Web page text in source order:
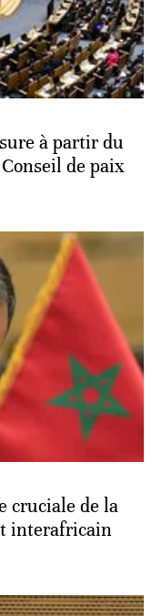
à partir du
de paix
cruciale de la
interafricain